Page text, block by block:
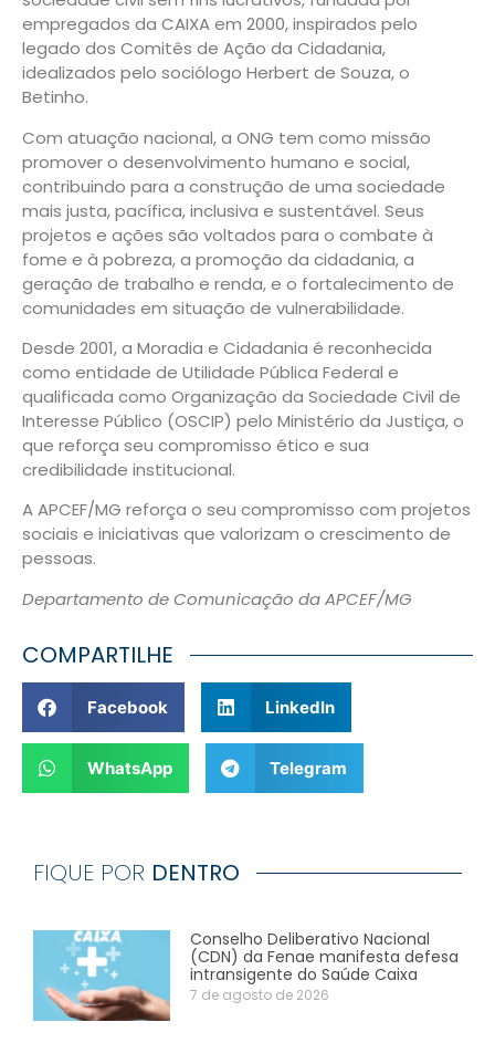
empregados da CAIXA em 2000, inspirados pelo
legado dos Comitês de Ação da Cidadania,
idealizados pelo sociólogo Herbert de Souza, o
Betinho.
Com atuação nacional, a ONG tem como missão
promover o desenvolvimento humano e social,
contribuindo para a construção de uma sociedade
mais justa, pacífica, inclusiva e sustentável. Seus
projetos e ações são voltados para o combate à
fome e à pobreza, a promoção da cidadania, a
geração de trabalho e renda, e o fortalecimento de
comunidades em situação de vulnerabilidade.
Desde 2001, a Moradia e Cidadania é reconhecida
como entidade de Utilidade Pública Federal e
qualificada como Organização da Sociedade Civil de
Interesse Público (OSCIP) pelo Ministério da Justiça, o
que reforça seu compromisso ético e sua
credibilidade institucional.
A APCEF/MG reforça o seu compromisso com projetos
sociais e iniciativas que valorizam o crescimento de
pessoas.
Departamento de Comunicação da APCEF/MG
COMPARTILHE
Facebook LinkedIn
WhatsApp Telegram
FIQUE POR DENTRO
Conselho Deliberativo Nacional
(CDN) da Fenae manifesta defesa
intransigente do Saúde Caixa
7 de agosto de 2026